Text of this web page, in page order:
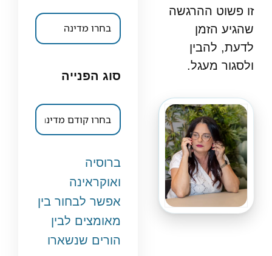
זו פשוט ההרגשה
שהגיע הזמן
לדעת, להבין
ולסגור מעגל.
סוג הפנייה
ברוסיה
ואוקראינה
אפשר לבחור בין
מאומצים לבין
הורים שנשארו